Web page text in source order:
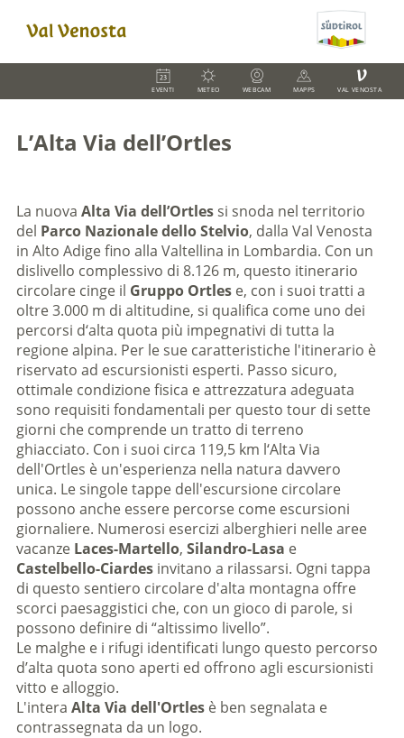
EVENTI METEO WEBCAM MAPPS
V
VAL VENOSTA
L’Alta Via dell’Ortles
La nuova Alta Via dell’Ortlessi snoda nel territorio
del Parco Nazionale dello Stelvio, dalla Val Venosta
in Alto Adige fino alla Valtellina in Lombardia. Con un
dislivello complessivo di 8.126 m, questo itinerario
circolare cinge il Gruppo Ortlese, con i suoi tratti a
oltre 3.000 m di altitudine, si qualifica come uno dei
percorsi d‘alta quota più impegnativi di tutta la
regione alpina. Per le sue caratteristiche l'itinerario è
riservato ad escursionisti esperti. Passo sicuro,
ottimale condizione fisica e attrezzatura adeguata
sono requisiti fondamentali per questo tour di sette
giorni che comprende un tratto di terreno
ghiacciato. Con i suoi circa 119,5 km l‘Alta Via
dell'Ortles è un'esperienza nella natura davvero
unica. Le singole tappe dell'escursione circolare
possono anche essere percorse come escursioni
giornaliere. Numerosi esercizi alberghieri nelle aree
vacanze Laces-Martello, Silandro-Lasa e
Castelbello-Ciardesinvitano a rilassarsi. Ogni tappa
di questo sentiero circolare d'alta montagna offre
scorci paesaggistici che, con un gioco di parole, si
possono definire di “altissimo livello”.
Le malghe e i rifugi identificati lungo questo percorso
d’alta quota sono aperti ed offrono agli escursionisti
vitto e alloggio.
L'intera Alta Via dell'Ortlesè ben segnalata e
contrassegnata da un logo.